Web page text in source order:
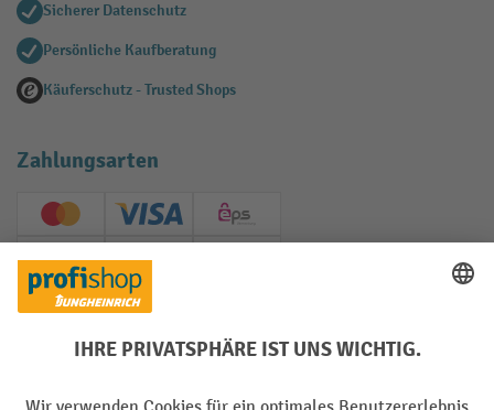
Sicherer Datenschutz
Persönliche Kaufberatung
Käuferschutz - Trusted Shops
Zahlungsarten
Creditcard (Master)Creditcard (Visa)
EPS
PayPal
Soziale Netzwerke